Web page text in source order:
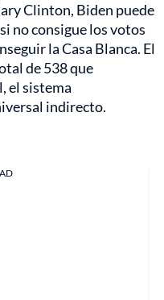
Clinton, Biden puede
no consigue los votos
la Casa Blanca. El
de 538 que
el sistema
indirecto.